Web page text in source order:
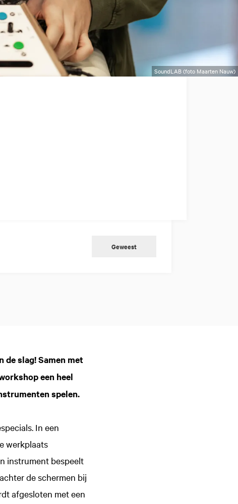
SoundLAB (foto Maarten Nauw)
Geweest
slag! Samen met
een heel
spelen.
In een
werkplaats
instrument bespeelt
de schermen bij
afgesloten met een
Inzoomen